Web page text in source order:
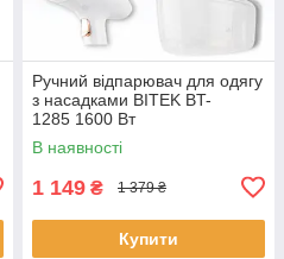
Ручний відпарювач для одягу
з насадками BITEK BT-
1285 1600 Вт
В наявності
1 149 ₴ 1 379 ₴
Купити